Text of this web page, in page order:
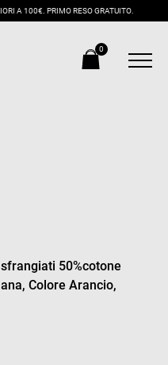
A 100€. PRIMO RESO GRATUITO.
0
50%cotone
Colore Arancio,